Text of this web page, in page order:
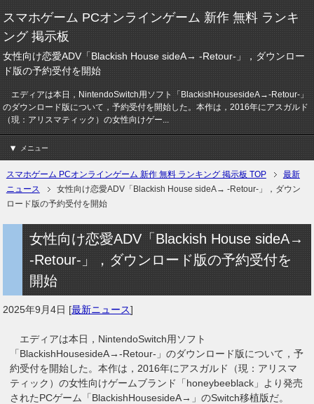
スマホゲーム PCオンラインゲーム 新作 無料 ランキ
ング 掲示板
女性向け恋愛ADV「Blackish House sideA→ -Retour-」，ダウンロー
ド版の予約受付を開始
エディアは本日，NintendoSwitch用ソフト「BlackishHousesideA→-Retour-」
のダウンロード版について，予約受付を開始した。本作は，2016年にアスガルド
（現：アリスマティック）の女性向けゲー...
メニュー
スマホゲーム PCオンラインゲーム 新作 無料 ランキング 掲示板 TOP
最新
ニュース
女性向け恋愛ADV「Blackish House sideA→ -Retour-」，ダウン
ロード版の予約受付を開始
女性向け恋愛ADV「Blackish House sideA→
-Retour-」，ダウンロード版の予約受付を
開始
2025年9月4日 [最新ニュース]
エディアは本日，NintendoSwitch用ソフト
「BlackishHousesideA→-Retour-」のダウンロード版について，予
約受付を開始した。本作は，2016年にアスガルド（現：アリスマ
ティック）の女性向けゲームブランド「honeybeeblack」より発売
されたPCゲーム「BlackishHousesideA→」のSwitch移植版だ。